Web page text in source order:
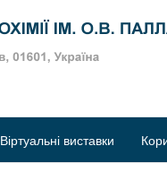
Віртуальні виставки